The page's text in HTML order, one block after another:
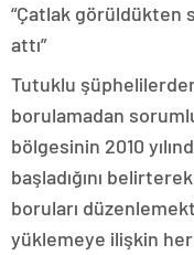
“Çatlak görüldükten
attı”
Tutuklu
borulamadan
bölgesinin 2010
başladığını
boruları
yüklemeye ilişkin